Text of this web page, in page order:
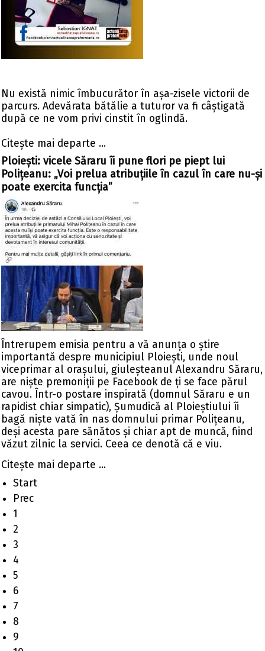
Nu există nimic îmbucurător în așa-zisele victorii de
parcurs. Adevărata bătălie a tuturor va fi câștigată
după ce ne vom privi cinstit în oglindă.
Citeşte mai departe ...
Ploiești: vicele Săraru îi pune flori pe piept lui
Polițeanu: „Voi prelua atribuțiile în cazul în care nu-și
poate exercita funcția”
Întrerupem emisia pentru a vă anunța o știre
importantă despre municipiul Ploiești, unde noul
viceprimar al orașului, giuleșteanul Alexandru Săraru,
are niște premoniții pe Facebook de ți se face părul
cavou. Într-o postare inspirată (domnul Săraru e un
rapidist chiar simpatic), Șumudică al Ploieștiului îi
bagă niște vată în nas domnului primar Polițeanu,
deși acesta pare sănătos și chiar apt de muncă, fiind
văzut zilnic la servici. Ceea ce denotă că e viu.
Citeşte mai departe ...
Start
Prec
1
2
3
4
5
6
7
8
9